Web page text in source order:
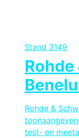
Stand 3149
Rohde &
test- en